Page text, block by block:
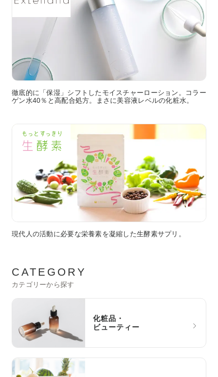
徹底的に「保湿」シフトしたモイスチャーローション。コラー
ゲン水40％と高配合処方。まさに美容液レベルの化粧水。
現代人の活動に必要な栄養素を凝縮した生酵素サプリ。
CATEGORY
カテゴリーから探す
化粧品・
ビューティー